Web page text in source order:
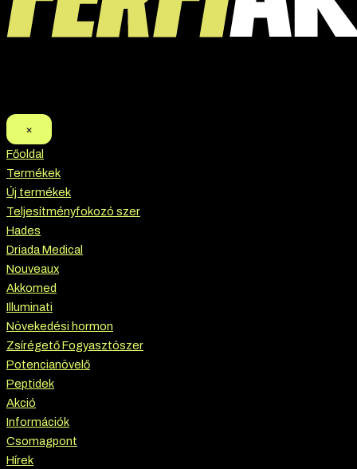
×
Főoldal
Termékek
Új termékek
Teljesítményfokozó szer
Hades
Driada Medical
Nouveaux
Akkomed
Illuminati
Növekedési hormon
Zsírégető Fogyasztószer
Potencianövelő
Peptidek
Akció
Információk
Csomagpont
Hírek